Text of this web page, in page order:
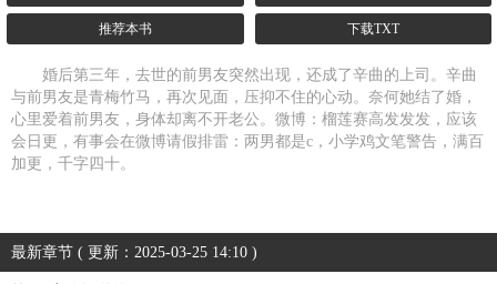
推荐本书 下载TXT
婚后第三年，去世的前男友突然出现，还成了辛曲的上司。辛曲
与前男友是青梅竹马，再次见面，压抑不住的心动。奈何她结了婚，
心里爱着前男友，身体却离不开老公。微博：榴莲赛高发发发，应该
会日更，有事会在微博请假排雷：两男都是c，小学鸡文笔警告，满百
加更，千字四十。
最新章节 ( 更新：2025-03-25 14:10 )